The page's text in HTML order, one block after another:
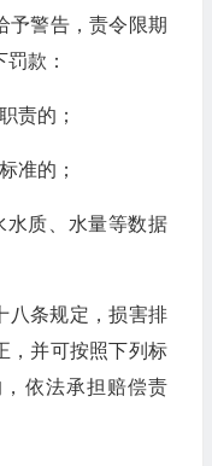
予警告，责令限期
款：
责的；
准的；
水质、水量等数据
条规定，损害排
，并可按照下列标
依法承担赔偿责